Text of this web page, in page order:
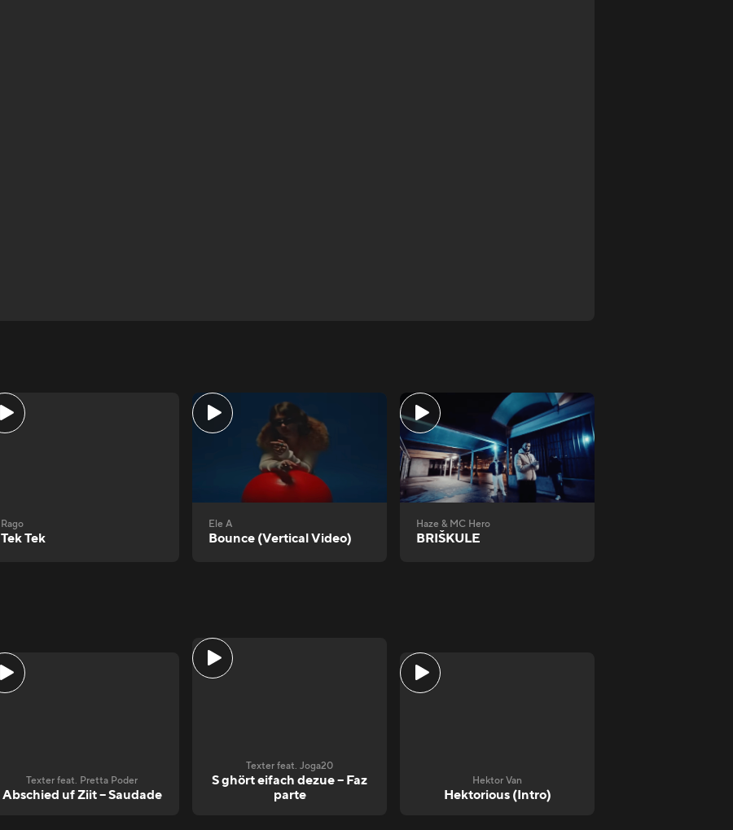
Rago
Tek Tek
Ele A
Bounce (Vertical Video)
Haze & MC Hero
BRIŠKULE
Texter feat. Pretta Poder
Abschied uf Ziit – Saudade
Texter feat. Joga20
S ghört eifach dezue – Faz
parte
Hektor Van
Hektorious (Intro)